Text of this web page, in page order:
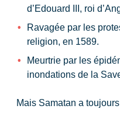
d’Edouard III, roi
Ravagée par les
religion, en 1589.
Meurtrie par les
inondations de la
Mais Samatan a